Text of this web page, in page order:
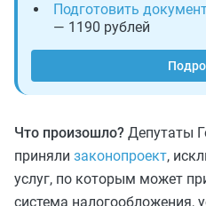
Подготовить
— 1190 рублей
Что произошло? Депутаты
приняли законопроект,
услуг, по которым может
система налогообложения,